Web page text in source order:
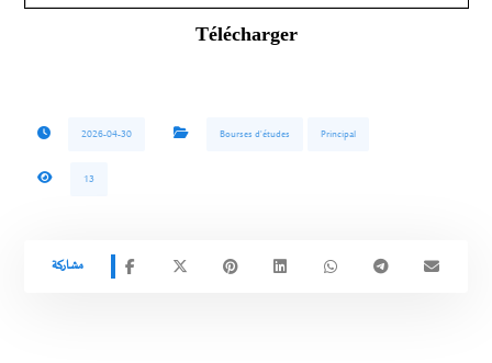
Télécharger
2026-04-30 Bourses d'études Principal
13